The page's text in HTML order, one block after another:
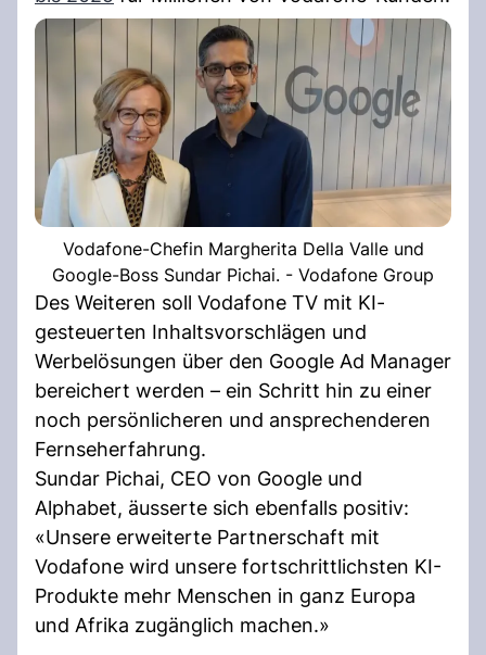
Vodafone-Chefin Margherita Della Valle und
Google-Boss Sundar Pichai. - Vodafone Group
Des Weiteren soll Vodafone TV mit KI-
gesteuerten Inhaltsvorschlägen und
Werbelösungen über den Google Ad Manager
bereichert werden – ein Schritt hin zu einer
noch persönlicheren und ansprechenderen
Fernseherfahrung.
Sundar Pichai, CEO von Google und
Alphabet, äusserte sich ebenfalls positiv:
«Unsere erweiterte Partnerschaft mit
Vodafone wird unsere fortschrittlichsten KI-
Produkte mehr Menschen in ganz Europa
und Afrika zugänglich machen.»